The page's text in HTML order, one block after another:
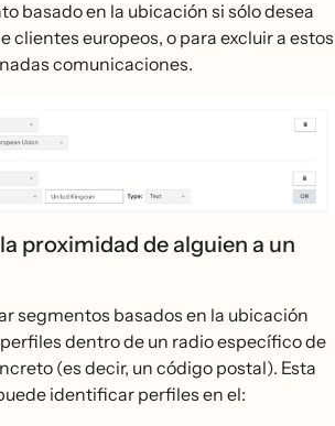
basado en la ubicación si sólo desea
clientes europeos, o para excluir a estos
comunicaciones.
proximidad de alguien a un
segmentos basados en la ubicación
dentro de un radio específico de
(es decir, un código postal). Esta
identificar perfiles en el: